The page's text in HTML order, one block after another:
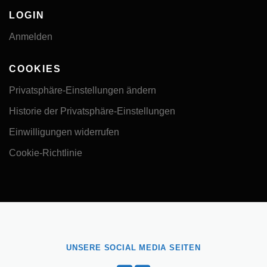
LOGIN
Anmelden
COOKIES
Privatsphäre-Einstellungen ändern
Historie der Privatsphäre-Einstellungen
Einwilligungen widerrufen
Cookie-Richtlinie
UNSERE SOCIAL MEDIA SEITEN